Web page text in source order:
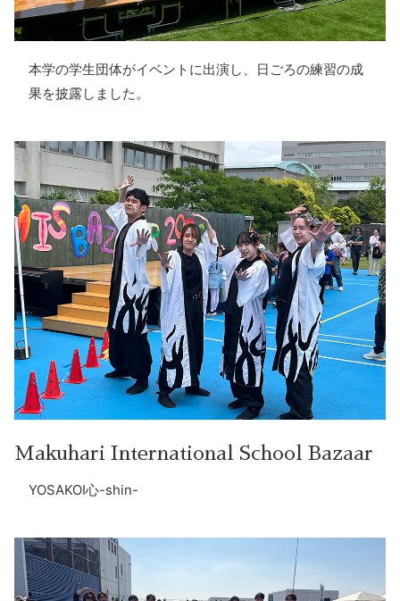
本学の学生団体がイベントに出演し、日ごろの練習の成
果を披露しました。
Makuhari International School Bazaar
YOSAKOI心-shin-